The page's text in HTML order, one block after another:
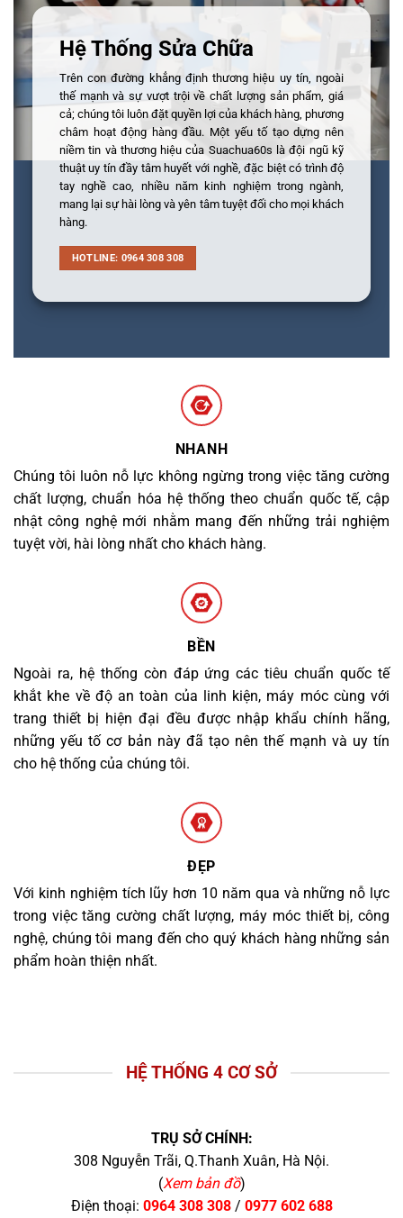
Hệ Thống Sửa Chữa
Trên con đường khẳng định thương hiệu uy tín, ngoài
thế mạnh và sự vượt trội về chất lượng sản phẩm, giá
cả; chúng tôi luôn đặt quyền lợi của khách hàng, phương
châm hoạt động hàng đầu. Một yếu tố tạo dựng nên
niềm tin và thương hiệu của Suachua60s là đội ngũ kỹ
thuật uy tín đầy tâm huyết với nghề, đặc biệt có trình độ
tay nghề cao, nhiều năm kinh nghiệm trong ngành,
mang lại sự hài lòng và yên tâm tuyệt đối cho mọi khách
hàng.
HOTLINE: 0964 308 308
NHANH
Chúng tôi luôn nỗ lực không ngừng trong việc tăng cường
chất lượng, chuẩn hóa hệ thống theo chuẩn quốc tế, cập
nhật công nghệ mới nhằm mang đến những trải nghiệm
tuyệt vời, hài lòng nhất cho khách hàng.
BỀN
Ngoài ra, hệ thống còn đáp ứng các tiêu chuẩn quốc tế
khắt khe về độ an toàn của linh kiện, máy móc cùng với
trang thiết bị hiện đại đều được nhập khẩu chính hãng,
những yếu tố cơ bản này đã tạo nên thế mạnh và uy tín
cho hệ thống của chúng tôi.
ĐẸP
Với kinh nghiệm tích lũy hơn 10 năm qua và những nỗ lực
trong việc tăng cường chất lượng, máy móc thiết bị, công
nghệ, chúng tôi mang đến cho quý khách hàng những sản
phẩm hoàn thiện nhất.
HỆ THỐNG 4 CƠ SỞ
TRỤ SỞ CHÍNH:
308 Nguyễn Trãi, Q.Thanh Xuân, Hà Nội.
(Xem bản đồ)
Điện thoại: 0964 308 308/ 0977 602 688